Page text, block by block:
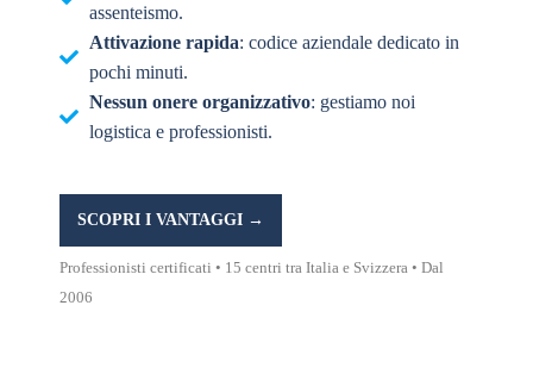
assenteismo.
Attivazione rapida: codice aziendale dedicato in
pochi minuti.
Nessun onere organizzativo: gestiamo noi
logistica e professionisti.
SCOPRI I VANTAGGI →
Professionisti certificati • 15 centri tra Italia e Svizzera • Dal
2006